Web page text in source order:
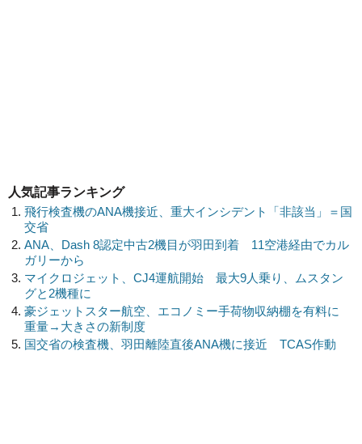
人気記事ランキング
飛行検査機のANA機接近、重大インシデント「非該当」＝国
交省
ANA、Dash 8認定中古2機目が羽田到着 11空港経由でカル
ガリーから
マイクロジェット、CJ4運航開始 最大9人乗り、ムスタン
グと2機種に
豪ジェットスター航空、エコノミー手荷物収納棚を有料に
重量→大きさの新制度
国交省の検査機、羽田離陸直後ANA機に接近 TCAS作動